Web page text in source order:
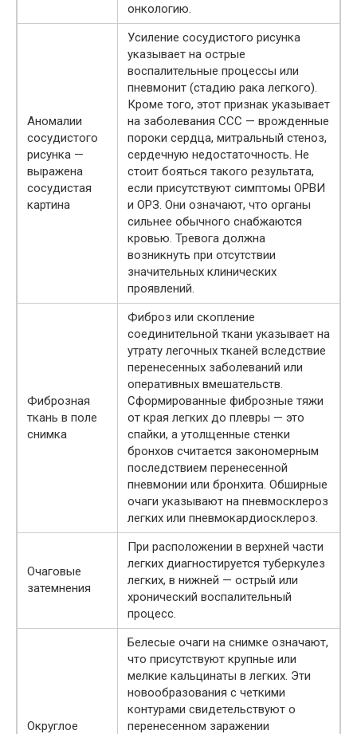
онкологию.
Аномалии
сосудистого
рисунка —
выражена
сосудистая
картина
Усиление сосудистого рисунка
указывает на острые
воспалительные процессы или
пневмонит (стадию рака легкого).
Кроме того, этот признак указывает
на заболевания ССС — врожденные
пороки сердца, митральный стеноз,
сердечную недостаточность. Не
стоит бояться такого результата,
если присутствуют симптомы ОРВИ
и ОРЗ. Они означают, что органы
сильнее обычного снабжаются
кровью. Тревога должна
возникнуть при отсутствии
значительных клинических
проявлений.
Фиброзная
ткань в поле
снимка
Фиброз или скопление
соединительной ткани указывает на
утрату легочных тканей вследствие
перенесенных заболеваний или
оперативных вмешательств.
Сформированные фиброзные тяжи
от края легких до плевры — это
спайки, а утолщенные стенки
бронхов считается закономерным
последствием перенесенной
пневмонии или бронхита. Обширные
очаги указывают на пневмосклероз
легких или пневмокардиосклероз.
Очаговые
затемнения
При расположении в верхней части
легких диагностируется туберкулез
легких, в нижней — острый или
хронический воспалительный
процесс.
Округлое
Белесые очаги на снимке означают,
что присутствуют крупные или
мелкие кальцинаты в легких. Эти
новообразования с четкими
контурами свидетельствуют о
перенесенном заражении